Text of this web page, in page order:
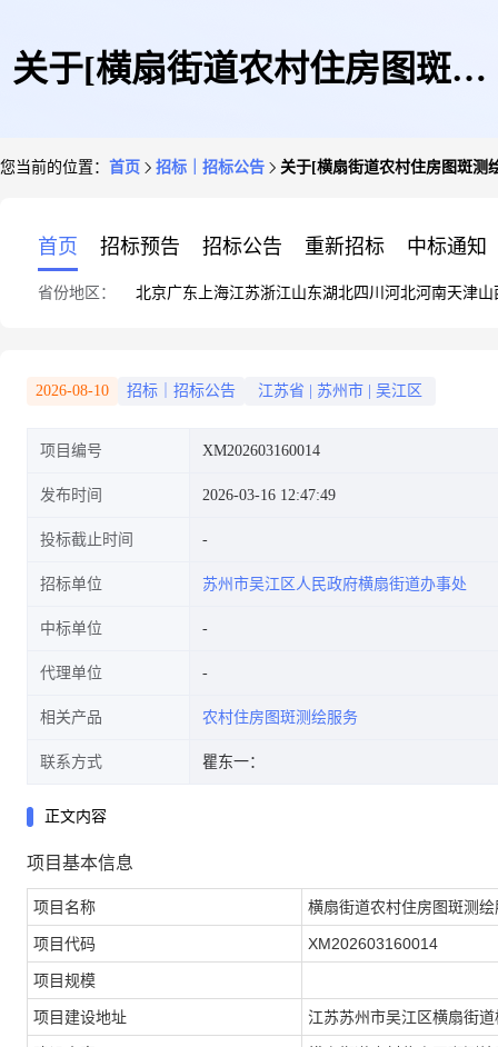
关于[横扇街道农村住房图斑测
您当前的位置： 首页 招标｜招标公告 关于[横扇街道农村住房图斑测
首页 招标预告 招标公告 重新招标 中标通知
省份地区： 北京广东 上海江苏浙江山东湖北四川 河北河南天津山
2026-08-10 招标｜招标公告 江苏省 苏州市 吴江区
项目编号 XM202603160014
发布时间 2026-03-16 12:47:49
投标截止时间
招标单位 苏州市吴江区人民政府横扇街道办事处
中标单位
代理单位
相关产品 农村住房图斑测绘服务
联系方式 瞿东一：
正文内容
项目基本信息
项目名称 横扇街道农村住房图斑测绘
项目代码 XM202603160014
项目规模
项目建设地址 江苏苏州市吴江区横扇街